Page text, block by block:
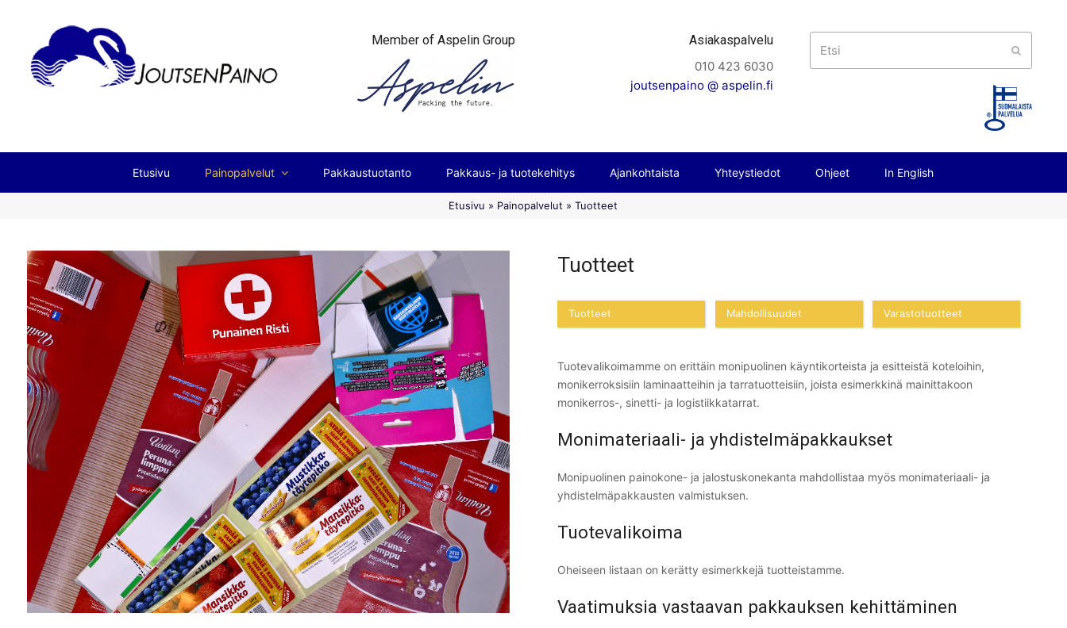
Member of Aspelin Group
Asiakaspalvelu
010 423 6030
joutsenpaino @ aspelin.fi
Etusivu Painopalvelut Pakkaustuotanto Pakkaus- ja tuotekehitys Ajankohtaista Yhteystiedot Ohjeet In English
Etusivu » Painopalvelut »Tuotteet
Tuotteet
Tuotteet Mahdollisuudet Varastotuotteet
Tuotevalikoimamme on erittäin monipuolinen käyntikorteista ja esitteistä koteloihin,
monikerroksisiin laminaatteihin ja tarratuotteisiin, joista esimerkkinä mainittakoon
monikerros-, sinetti- ja logistiikkatarrat.
Monimateriaali- ja yhdistelmäpakkaukset
Monipuolinen painokone- ja jalostuskonekanta mahdollistaa myös monimateriaali- ja
yhdistelmäpakkausten valmistuksen.
Tuotevalikoima
Oheiseen listaan on kerätty esimerkkejä tuotteistamme.
Vaatimuksia vastaavan pakkauksen kehittäminen